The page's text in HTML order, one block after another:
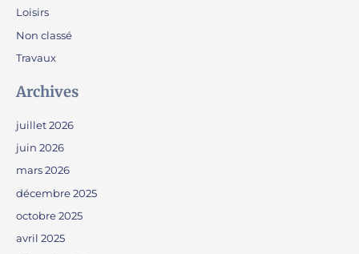
Loisirs
Non classé
Travaux
Archives
juillet 2026
juin 2026
mars 2026
décembre 2025
octobre 2025
avril 2025